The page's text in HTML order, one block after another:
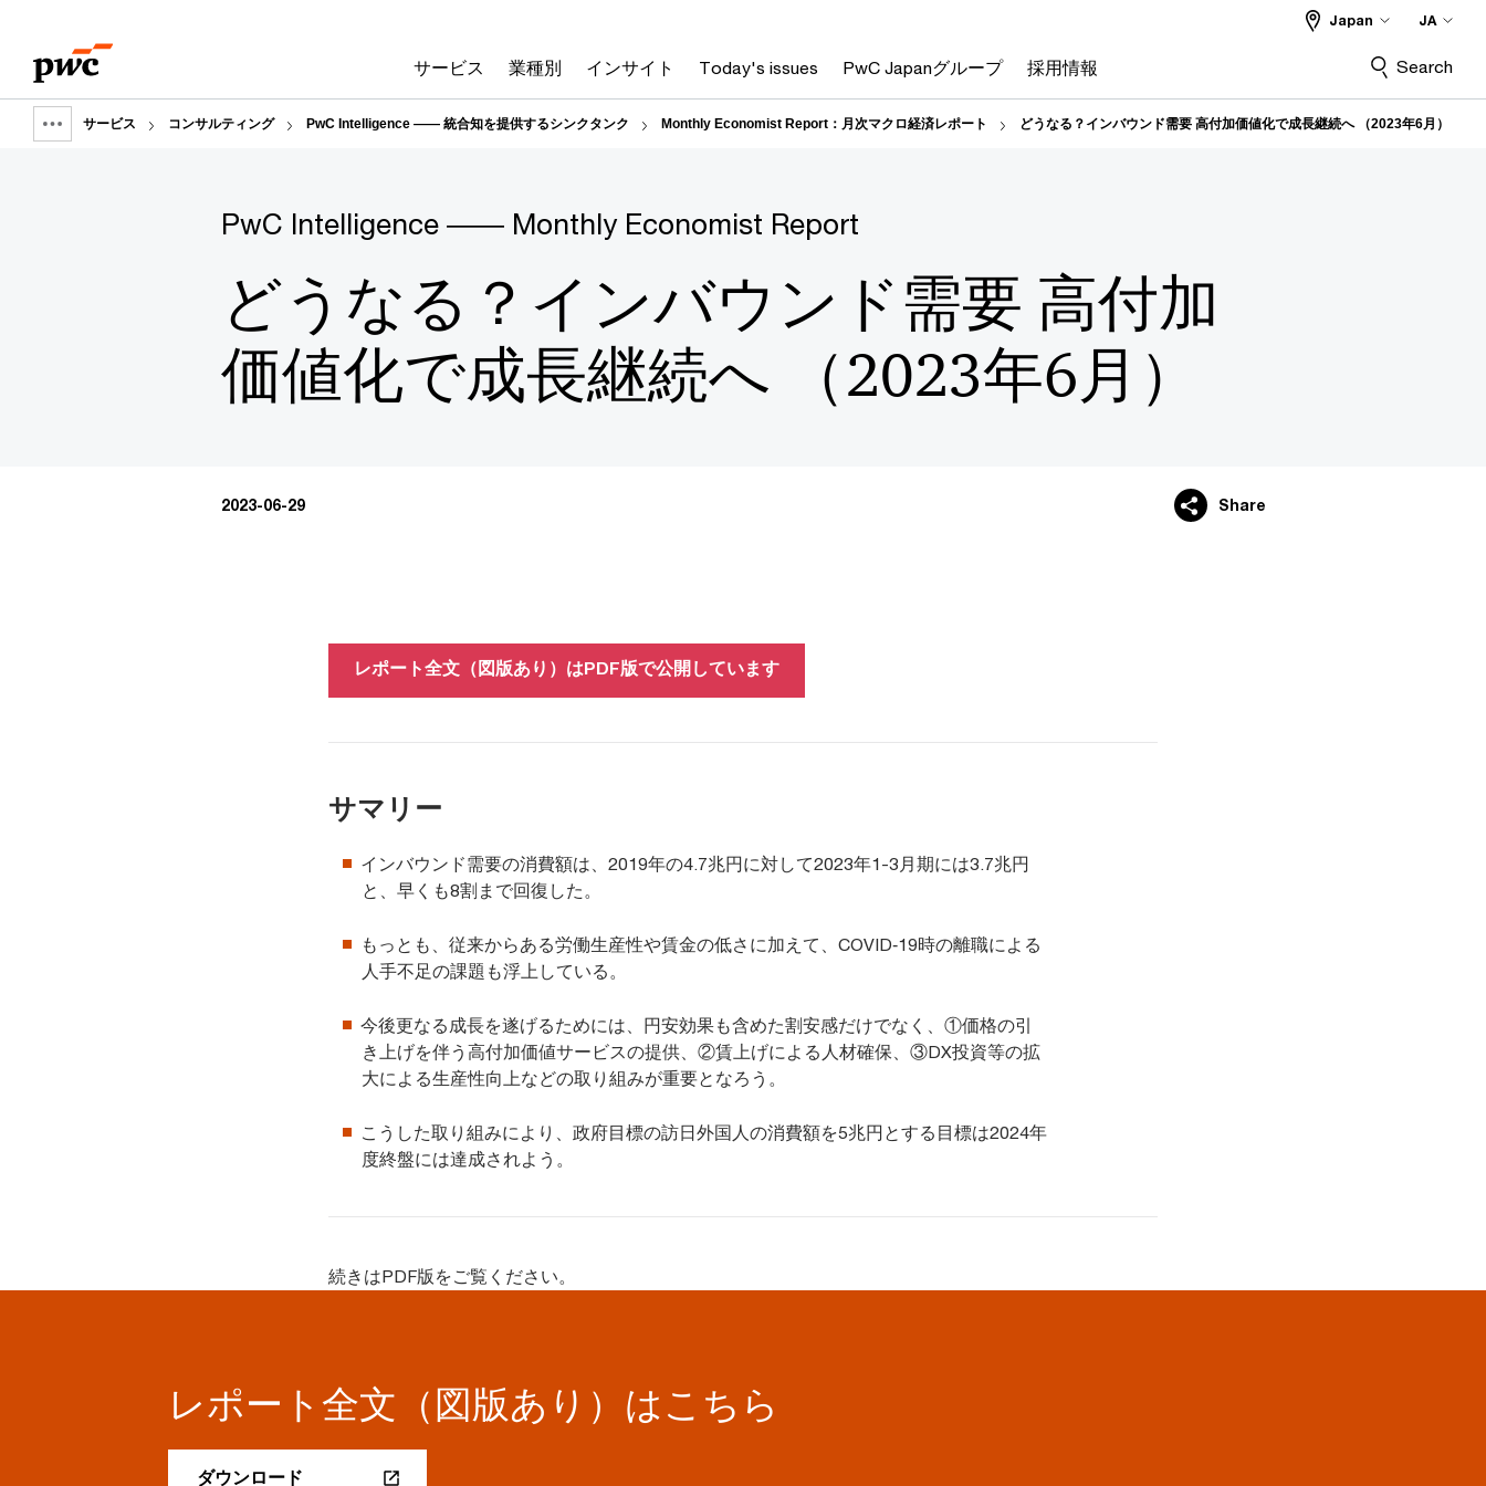
content
footer
サービス 業種別 インサイト Today's issues PwC Japanグループ 採用情報
Japan JA
Search
Show
サービス コンサルティング PwC Intelligence ―― 統合知を提供するシンクタンク Monthly Economist Report：月次マクロ経済レポート どうなる？インバウンド需要 高付加価値化で成長継続へ （2023年6月）
PwC Intelligence ―― Monthly Economist Report
どうなる？インバウンド需要 高付加
価値化で成長継続へ （2023年6月）
2023-06-29 Share
レポート全文（図版あり）はPDF版で公開しています
サマリー
インバウンド需要の消費額は、2019年の4.7兆円に対して2023年1-3月期には3.7兆円
と、早くも8割まで回復した。
もっとも、従来からある労働生産性や賃金の低さに加えて、COVID‐19時の離職による
人手不足の課題も浮上している。
今後更なる成長を遂げるためには、円安効果も含めた割安感だけでなく、①価格の引
き上げを伴う高付加価値サービスの提供、②賃上げによる人材確保、③DX投資等の拡
大による生産性向上などの取り組みが重要となろう。
こうした取り組みにより、政府目標の訪日外国人の消費額を5兆円とする目標は2024年
度終盤には達成されよう。
続きはPDF版をご覧ください。
レポート全文（図版あり）はこちら
ダウンロード